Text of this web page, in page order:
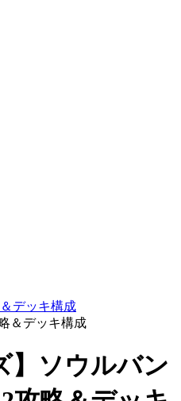
デッキ構成
＆デッキ構成
】ソウルバン